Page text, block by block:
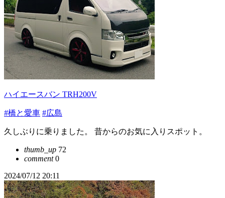
ハイエースバン TRH200V
#橋と愛車 #広島
久しぶりに乗りました。 昔からのお気に入りスポット。
thumb_up 72
comment0
2024/07/12 20:11